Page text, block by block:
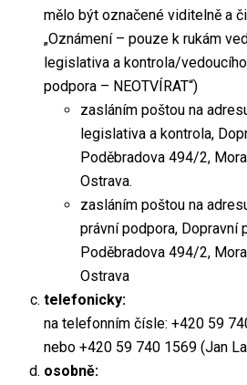
mělo být označené viditelně a
„Oznámení – pouze k rukám
legislativa a kontrola/
podpora – NEOTVÍRAT“)
zasláním poštou na
legislativa a kontrola,
Poděbradova 494/2,
Ostrava.
zasláním poštou na
právní podpora, Dopravní
Poděbradova 494/2,
Ostrava
telefonicky:
na telefonním čísle: +420 59
nebo +420 59 740 1569 (Jan
osobně: